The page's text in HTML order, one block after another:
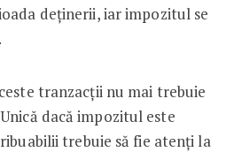
deținerii, iar impozitul se
tranzacții nu mai trebuie
dacă impozitul este
trebuie să fie atenți la